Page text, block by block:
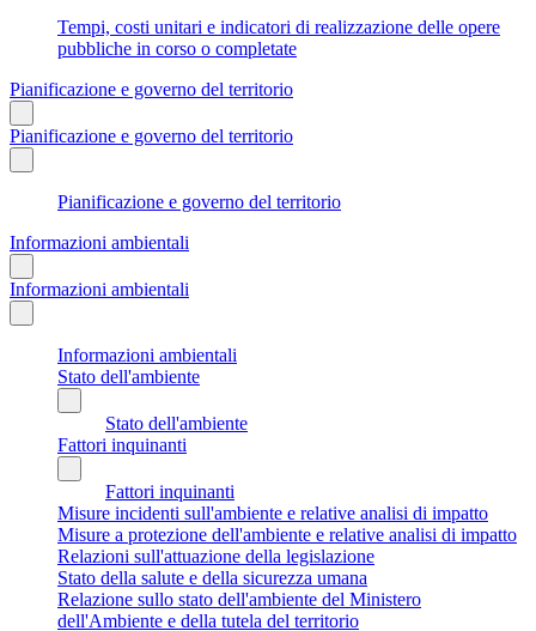
Tempi, costi unitari e indicatori di realizzazione delle opere
pubbliche in corso o completate
Pianificazione e governo del territorio
Pianificazione e governo del territorio
Pianificazione e governo del territorio
Informazioni ambientali
Informazioni ambientali
Informazioni ambientali
Stato dell'ambiente
Stato dell'ambiente
Fattori inquinanti
Fattori inquinanti
Misure incidenti sull'ambiente e relative analisi di impatto
Misure a protezione dell'ambiente e relative analisi di impatto
Relazioni sull'attuazione della legislazione
Stato della salute e della sicurezza umana
Relazione sullo stato dell'ambiente del Ministero
dell'Ambiente e della tutela del territorio